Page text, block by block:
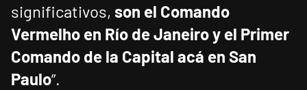
significativos, son el Comando
Vermelho en Río de Janeiro y el Primer
Comando de la Capital acá en San
Paulo”.